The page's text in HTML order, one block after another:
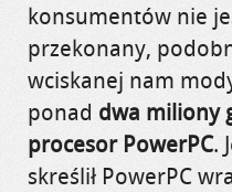
konsumentów nie
przekonany,
wciskanej nam
ponad dwa miliony
procesor PowerPC.
skreślił PowerPC